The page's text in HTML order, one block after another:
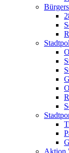
Aktion